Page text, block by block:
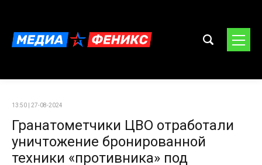
13:50 | 27-08-2024
Гранатометчики ЦВО отработали
уничтожение бронированной
техники «противника» под